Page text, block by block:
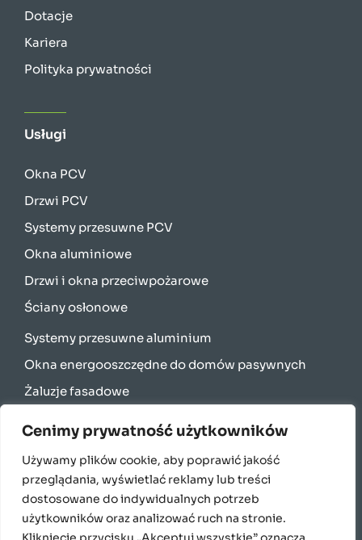
Cenimy prywatność użytkowników
Używamy plików cookie, aby poprawić jakość
przeglądania, wyświetlać reklamy lub treści
dostosowane do indywidualnych potrzeb
użytkowników oraz analizować ruch na stronie.
Dotacje
Kariera
Polityka prywatności
Usługi
Okna PCV
Drzwi PCV
Systemy przesuwne PCV
Okna aluminiowe
Drzwi i okna przeciwpożarowe
Ściany osłonowe
Systemy przesuwne aluminium
Okna energooszczędne do domów pasywnych
Żaluzje fasadowe
Bramy garażowe
Parapety
English
Français